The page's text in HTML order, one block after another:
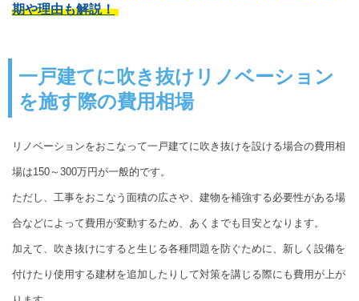
期や理由も解説！
一戸建てに吹き抜けリノベーション
を施す際の費用相場
リノベーションをおこなって一戸建てに吹き抜けを設ける場合の費用相
場は150～300万円が一般的です。
ただし、工事をおこなう面積の広さや、建物を補強する必要性がある場
合などによって費用が変動するため、あくまでも目安となります。
加えて、吹き抜けにすると生じる各種問題を防ぐために、新しく設備を
付けたり使用する建材を追加したりして対策を講じる際にも費用が上が